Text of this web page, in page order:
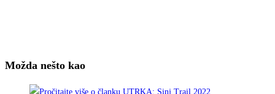
Možda nešto kao